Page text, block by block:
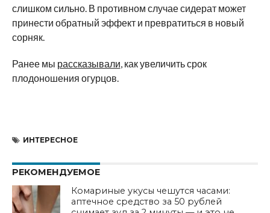
слишком сильно. В противном случае сидерат может
принести обратный эффект и превратиться в новый
сорняк.
Ранее мы рассказывали, как увеличить срок
плодоношения огурцов.
ИНТЕРЕСНОЕ
РЕКОМЕНДУЕМОЕ
Комариные укусы чешутся часами:
аптечное средство за 50 рублей